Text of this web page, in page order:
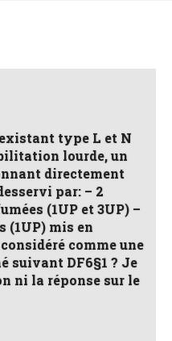
type L et N
lourde, un
directement
par: – 2
(1UP et 3UP) –
(1UP) mis en
comme une
suivant DF6§1 ? Je
ni la réponse sur le